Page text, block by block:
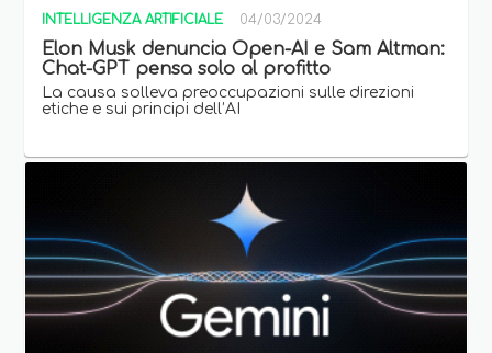
INTELLIGENZA ARTIFICIALE 04/03/2024
Elon Musk denuncia Open-AI e Sam Altman:
Chat-GPT pensa solo al profitto
La causa solleva preoccupazioni sulle direzioni
etiche e sui principi dell’AI